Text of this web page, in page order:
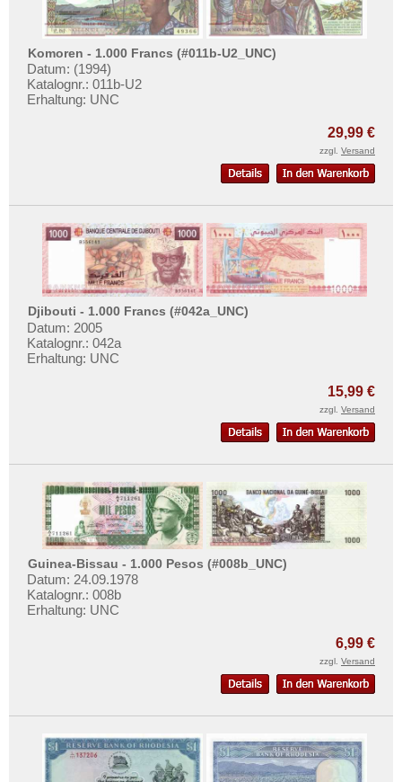
Uganda
Westafrikanische Staaten
Zaire
Zentralafrikanische Republik
Komoren - 1.000 Francs (#011b-U2_UNC)
Datum: (1994)
Katalognr.: 011b-U2
Erhaltung: UNC
29,99 €
zzgl. Versand
Djibouti - 1.000 Francs (#042a_UNC)
Datum: 2005
Katalognr.: 042a
Erhaltung: UNC
15,99 €
zzgl. Versand
Guinea-Bissau - 1.000 Pesos (#008b_UNC)
Datum: 24.09.1978
Katalognr.: 008b
Erhaltung: UNC
6,99 €
zzgl. Versand